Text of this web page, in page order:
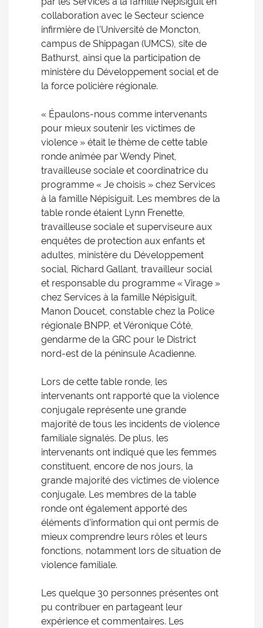
collaboration avec le Secteur science
infirmière de l’Université de Moncton,
campus de Shippagan (UMCS), site de
Bathurst, ainsi que la participation de
ministère du Développement social et de
la force policière régionale.
« Épaulons-nous comme intervenants
pour mieux soutenir les victimes de
violence » était le thème de cette table
ronde animée par Wendy Pinet,
travailleuse sociale et coordinatrice du
programme « Je choisis » chez Services
à la famille Népisiguit. Les membres de la
table ronde étaient Lynn Frenette,
travailleuse sociale et superviseure aux
enquêtes de protection aux enfants et
adultes, ministère du Développement
social, Richard Gallant, travailleur social
et responsable du programme « Virage »
chez Services à la famille Népisiguit,
Manon Doucet, constable chez la Police
régionale BNPP, et Véronique Côté,
gendarme de la GRC pour le District
nord-est de la péninsule Acadienne.
Lors de cette table ronde, les
intervenants ont rapporté que la violence
conjugale représente une grande
majorité de tous les incidents de violence
familiale signalés. De plus, les
intervenants ont indiqué que les femmes
constituent, encore de nos jours, la
grande majorité des victimes de violence
conjugale. Les membres de la table
ronde ont également apporté des
éléments d’information qui ont permis de
mieux comprendre leurs rôles et leurs
fonctions, notamment lors de situation de
violence familiale.
Les quelque 30 personnes présentes ont
pu contribuer en partageant leur
expérience et commentaires. Les